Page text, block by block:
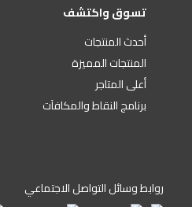
تسوق واكتشف
أحدث المنتجات
المنتجات المميزة
أعلى المتاجر
برنامج النقاط والمكافآت
روابط وسائل التواصل الاجتماعي